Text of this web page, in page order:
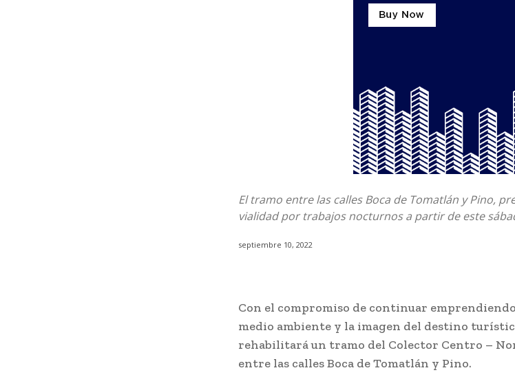
El tramo entre las calles Boca de Tomatlán y Pino,
vialidad por trabajos nocturnos a partir de este
septiembre 10, 2022
Con el compromiso de continuar
medio ambiente y la imagen del destino
rehabilitará un tramo del Colector Centro –
entre las calles Boca de Tomatlán y Pino.